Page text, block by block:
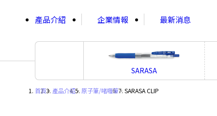
產品介紹
企業情報 最新消息
SARASA
首頁・ 產品介紹・ 原子筆/啫喱筆・ SARASA CLIP